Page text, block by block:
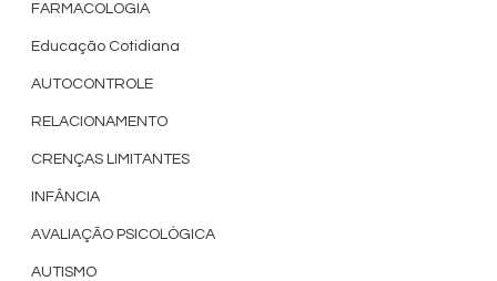
FARMACOLOGIA
Educação Cotidiana
AUTOCONTROLE
RELACIONAMENTO
CRENÇAS LIMITANTES
INFÂNCIA
AVALIAÇÃO PSICOLÓGICA
AUTISMO